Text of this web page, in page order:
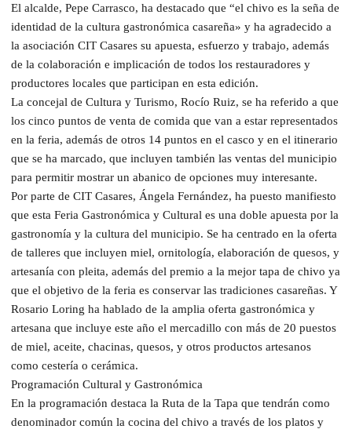
El alcalde, Pepe Carrasco, ha destacado que “el chivo es la seña de
identidad de la cultura gastronómica casareña» y ha agradecido a
la asociación CIT Casares su apuesta, esfuerzo y trabajo, además
de la colaboración e implicación de todos los restauradores y
productores locales que participan en esta edición.
La concejal de Cultura y Turismo, Rocío Ruiz, se ha referido a que
los cinco puntos de venta de comida que van a estar representados
en la feria, además de otros 14 puntos en el casco y en el itinerario
que se ha marcado, que incluyen también las ventas del municipio
para permitir mostrar un abanico de opciones muy interesante.
Por parte de CIT Casares, Ángela Fernández, ha puesto manifiesto
que esta Feria Gastronómica y Cultural es una doble apuesta por la
gastronomía y la cultura del municipio. Se ha centrado en la oferta
de talleres que incluyen miel, ornitología, elaboración de quesos, y
artesanía con pleita, además del premio a la mejor tapa de chivo ya
que el objetivo de la feria es conservar las tradiciones casareñas. Y
Rosario Loring ha hablado de la amplia oferta gastronómica y
artesana que incluye este año el mercadillo con más de 20 puestos
de miel, aceite, chacinas, quesos, y otros productos artesanos
como cestería o cerámica.
Programación Cultural y Gastronómica
En la programación destaca la Ruta de la Tapa que tendrán como
denominador común la cocina del chivo a través de los platos y